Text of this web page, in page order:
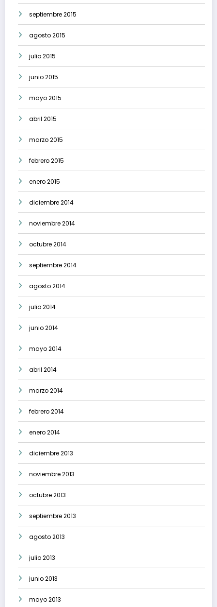
septiembre 2015
agosto 2015
julio 2015
junio 2015
mayo 2015
abril 2015
marzo 2015
febrero 2015
enero 2015
diciembre 2014
noviembre 2014
octubre 2014
septiembre 2014
agosto 2014
julio 2014
junio 2014
mayo 2014
abril 2014
marzo 2014
febrero 2014
enero 2014
diciembre 2013
noviembre 2013
octubre 2013
septiembre 2013
agosto 2013
julio 2013
junio 2013
mayo 2013